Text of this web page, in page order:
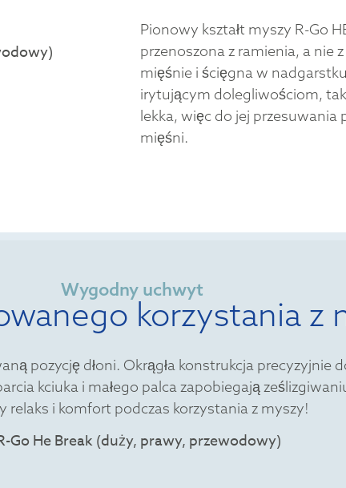
Pionowy kształt myszy R-Go
przenoszona z ramienia, a nie
mięśnie i ścięgna w
irytującym dolegliwościom,
lekka, więc do jej
mięśni.
Wygodny uchwyt
korzystania z
pozycję dłoni. Okrągła konstrukcja precyzyjnie
kciuka i małego palca zapobiegają
relaks i komfort podczas korzystania z myszy!